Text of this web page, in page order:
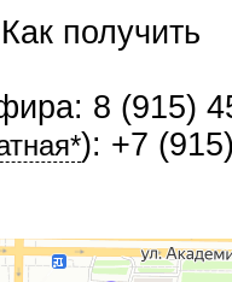
Как получить
8 (915)
): +7